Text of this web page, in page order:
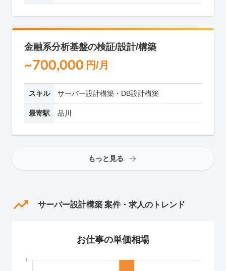
金融系分析基盤の検証/設計/構築
~700,000 円/月
スキル サーバー設計構築・DB設計構築
最寄駅 品川
もっと見る
サーバー設計構築 案件・求人のトレンド
お仕事の単価相場